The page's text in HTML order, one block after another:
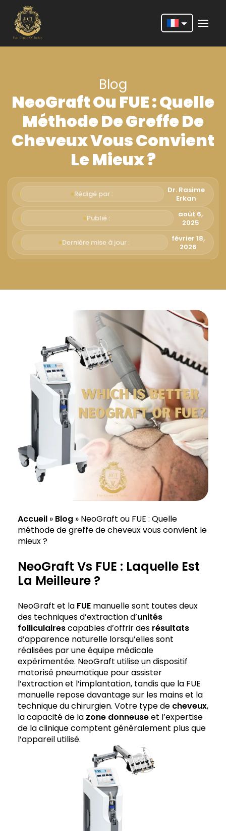
Deutsch
Português
Español
Italiano
Русский
Български
Blog
NeoGraft Ou FUE : Quelle
Méthode De Greffe De
Cheveux Vous Convient
Le Mieux ?
Rédigé par :
Dr. Rasime
Erkan
Publié :
août 6,
2025
Dernière mise à jour :
février 18,
2026
Accueil » Blog » NeoGraft ou FUE : Quelle
méthode de greffe de cheveux vous convient le
mieux ?
NeoGraft Vs FUE : Laquelle Est
La Meilleure ?
NeoGraft et la FUE manuelle sont toutes deux
des techniques d’extraction d’unités
folliculairescapables d’offrir des résultats
d’apparence naturelle lorsqu’elles sont
réalisées par une équipe médicale
expérimentée. NeoGraft utilise un dispositif
motorisé pneumatique pour assister
l’extraction et l’implantation, tandis que la FUE
manuelle repose davantage sur les mains et la
technique du chirurgien. Votre type de cheveux,
la capacité de la zone donneuseet l’expertise
de la clinique comptent généralement plus que
l’appareil utilisé.